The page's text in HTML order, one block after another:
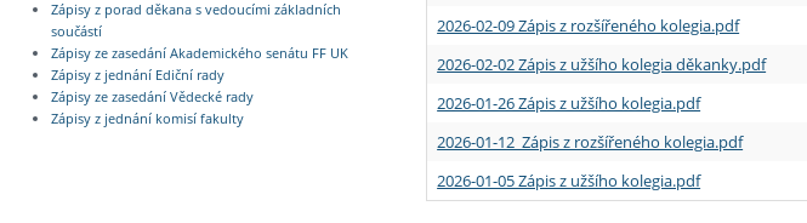
Zápisy z porad děkana s vedoucími základních
součástí
Zápisy ze zasedání Akademického senátu FF UK
Zápisy z jednání Ediční rady
Zápisy ze zasedání Vědecké rady
Zápisy z jednání komisí fakulty
2026-02-09 Zápis z rozšířeného kolegia.pdf
2026-02-02 Zápis z užšího kolegia děkanky.pdf
2026-01-26 Zápis z užšího kolegia.pdf
2026-01-12 Zápis z rozšířeného kolegia.pdf
2026-01-05 Zápis z užšího kolegia.pdf